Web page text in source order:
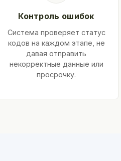
Контроль ошибок
Система проверяет статус
кодов на каждом этапе, не
давая отправить
некорректные данные или
просрочку.